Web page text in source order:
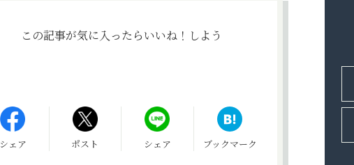
この記事が気に入ったらいいね！しよう
シェア ポスト シェア ブックマーク